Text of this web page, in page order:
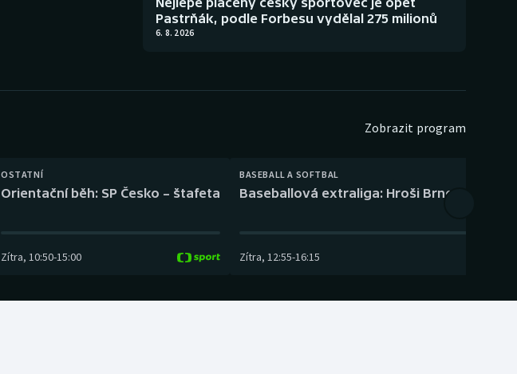
Pastrňák, podle Forbesu vydělal 275 milionů
6. 8. 2026
Zobrazit program
OSTATNÍ
Orientační běh: SP Česko – štafeta
Zítra, 10:50-15:00
BASEBALL A SOFTBAL
Baseballová extraliga: Hroši Brno – Eagles
Zítra, 12:55-16:15